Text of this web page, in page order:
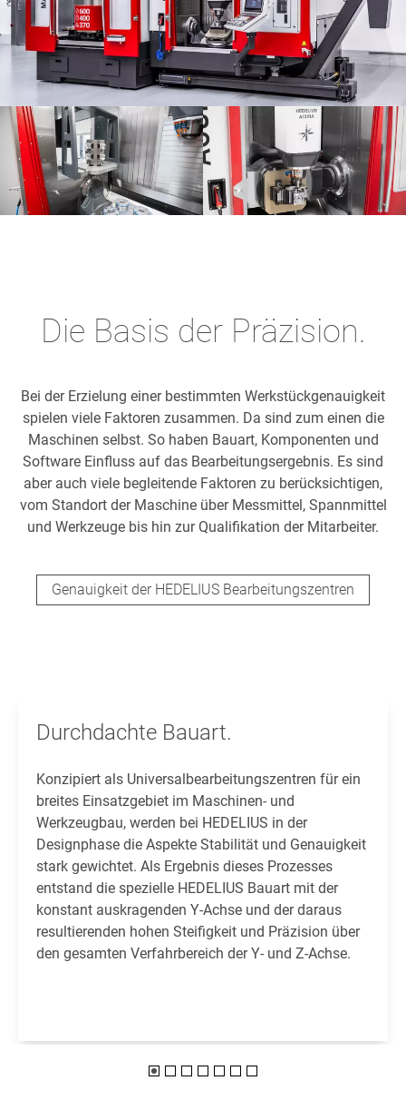
Die Basis der Präzision.
Bei der Erzielung einer bestimmten Werkstückgenauigkeit
spielen viele Faktoren zusammen. Da sind zum einen die
Maschinen selbst. So haben Bauart, Komponenten und
Software Einfluss auf das Bearbeitungsergebnis. Es sind
aber auch viele begleitende Faktoren zu berücksichtigen,
vom Standort der Maschine über Messmittel, Spannmittel
und Werkzeuge bis hin zur Qualifikation der Mitarbeiter.
Genauigkeit der HEDELIUS Bearbeitungszentren
Durchdachte Bauart.
Konzipiert als Universalbearbeitungszentren für ein
breites Einsatzgebiet im Maschinen- und
Werkzeugbau, werden bei HEDELIUS in der
Designphase die Aspekte Stabilität und Genauigkeit
stark gewichtet. Als Ergebnis dieses Prozesses
entstand die spezielle HEDELIUS Bauart mit der
konstant auskragenden Y-Achse und der daraus
resultierenden hohen Steifigkeit und Präzision über
den gesamten Verfahrbereich der Y- und Z-Achse.